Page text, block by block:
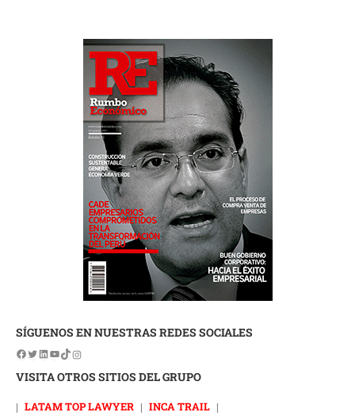
SÍGUENOS EN NUESTRAS REDES SOCIALES
VISITA OTROS SITIOS DEL GRUPO
| LATAM TOP LAWYER | INCA TRAIL |